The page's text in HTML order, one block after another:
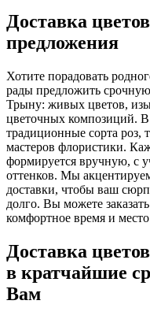
Доставка
предложения
Хотите порадовать
рады предложить
Трыну: живых цветов,
цветочных композиций.
традиционные сорта роз,
мастеров флористики.
формируется вручную, с
оттенков. Мы
доставки, чтобы ваш
долго. Вы можете
комфортное время и
Доставка
в кратчайшие
Вам